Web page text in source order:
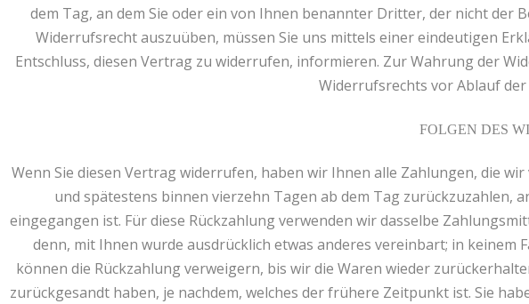
dem Tag, an dem Sie oder ein von Ihnen benannter Dritter, der nicht der
Widerrufsrecht auszuüben, müssen Sie uns mittels einer eindeutigen
Entschluss, diesen Vertrag zu widerrufen, informieren. Zur Wahrung der
Widerrufsrechts vor Ablauf
FOLGEN DES
Wenn Sie diesen Vertrag widerrufen, haben wir Ihnen alle Zahlungen, die
und spätestens binnen vierzehn Tagen ab dem Tag zurückzuzahlen,
eingegangen ist. Für diese Rückzahlung verwenden wir dasselbe
denn, mit Ihnen wurde ausdrücklich etwas anderes vereinbart; in keinem
können die Rückzahlung verweigern, bis wir die Waren wieder
zurückgesandt haben, je nachdem, welches der frühere Zeitpunkt ist. Sie